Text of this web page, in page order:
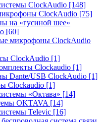
ClockAudio [148]
ClockAudio [75]
на «гусиной шее»
[60]
микрофоны ClockAudio
ClockAudio [1]
Clockaudio [1]
Dante/USB ClockAudio [1]
Clockaudio [1]
«Октава» [14]
OKTAVA [14]
Televic [16]